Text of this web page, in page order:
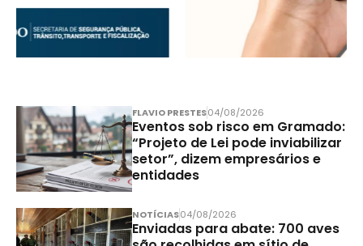
FLAVIO PRESTES04/08/2026
Eventos sob risco em Gramado:
“Projeto de Lei pode inviabilizar
setor”, dizem empresários e
entidades
NOTÍCIAS04/08/2026
Enviadas para abate: 700 aves